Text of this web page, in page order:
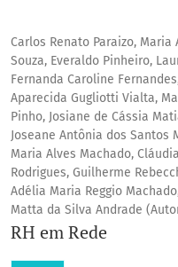
Carlos Renato Paraizo,
Souza, Everaldo Pinheiro,
Fernanda Caroline
Aparecida Gugliotti Vialta,
Pinho, Josiane de Cássia
Joseane Antônia dos Santos
Maria Alves Machado,
Rodrigues, Guilherme
Adélia Maria Reggio
Matta da Silva Andrade
RH em Rede